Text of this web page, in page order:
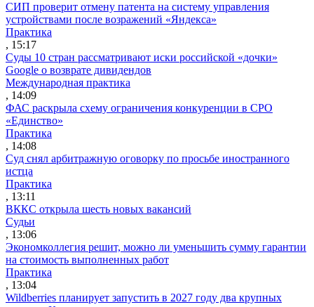
СИП проверит отмену патента на систему управления
устройствами после возражений «Яндекса»
Практика
, 15:17
Суды 10 стран рассматривают иски российской «дочки»
Google о возврате дивидендов
Международная практика
, 14:09
ФАС раскрыла схему ограничения конкуренции в СРО
«Единство»
Практика
, 14:08
Суд снял арбитражную оговорку по просьбе иностранного
истца
Практика
, 13:11
ВККС открыла шесть новых вакансий
Судьи
, 13:06
Экономколлегия решит, можно ли уменьшить сумму гарантии
на стоимость выполненных работ
Практика
, 13:04
Wildberries планирует запустить в 2027 году два крупных